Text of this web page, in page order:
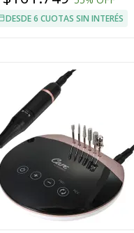
DESDE 6 CUOTAS SIN INTERÉS